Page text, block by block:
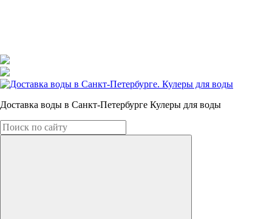
Доставка воды в Санкт-Петербурге Кулеры для воды